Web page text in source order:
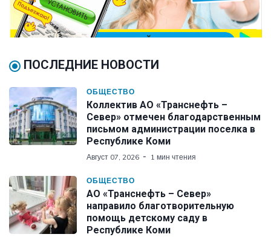
ПОСЛЕДНИЕ НОВОСТИ
ОБЩЕСТВО
Коллектив АО «Транснефть –
Север» отмечен благодарственным
письмом администрации поселка в
Республике Коми
Август 07, 2026 1 мин чтения
ОБЩЕСТВО
АО «Транснефть – Север»
направило благотворительную
помощь детскому саду в
Республике Коми